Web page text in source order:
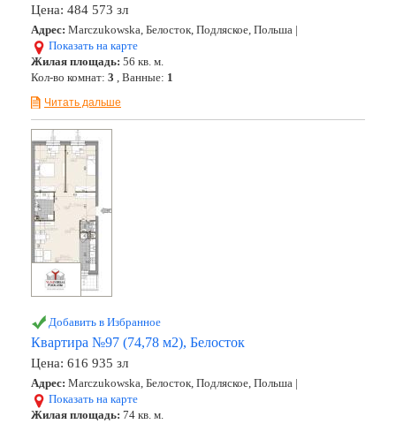
Цена: 484 573 зл
Адрес: Marczukowska, Белосток, Подляское, Польша |
Показать на карте
Жилая площадь: 56 кв. м.
Кол-во комнат: 3 , Ванные: 1
Читать дальше
Добавить в Избранное
Квартира №97 (74,78 м2), Белосток
Цена: 616 935 зл
Адрес: Marczukowska, Белосток, Подляское, Польша |
Показать на карте
Жилая площадь: 74 кв. м.